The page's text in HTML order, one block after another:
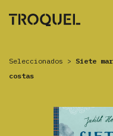
Seleccionados > Siete
costas